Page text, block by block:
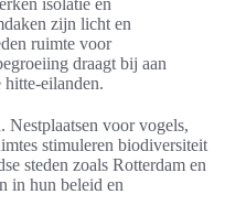
isolatie en
zijn licht en
ruimte voor
draagt bij aan
eilanden.
Nestplaatsen voor vogels,
stimuleren biodiversiteit
steden zoals Rotterdam en
in hun beleid en